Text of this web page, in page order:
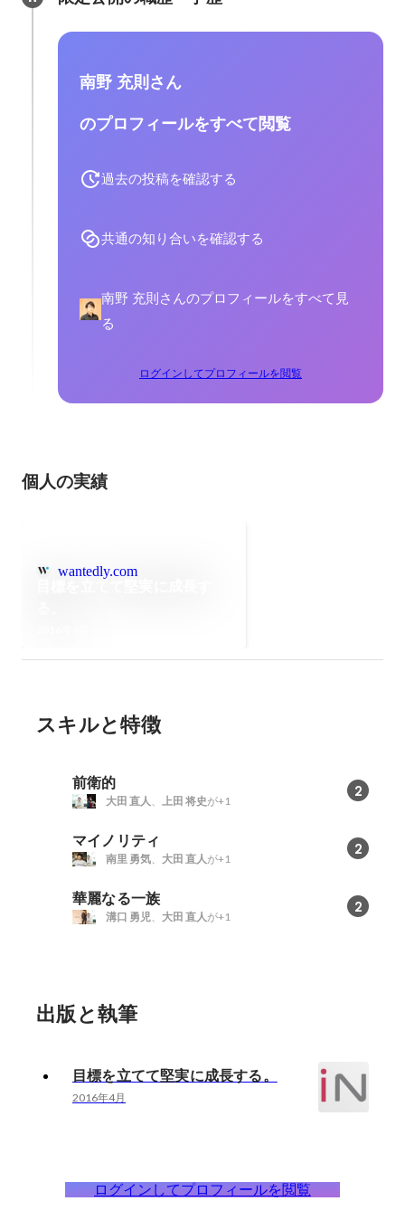
南野 充則さん
のプロフィールをすべて閲覧
過去の投稿を確認する
共通の知り合いを確認する
南野 充則さんのプロフィールをすべて見
る
ログインしてプロフィールを閲覧
個人の実績
wantedly.com
スキルと特徴
前衛的 2
大田 直人、 上田 将史が+1
マイノリティ 2
南里 勇気、 大田 直人が+1
華麗なる一族 2
溝口 勇児、 大田 直人が+1
出版と執筆
目標を立てて堅実に成長する。
2016年4月
ログインしてプロフィールを閲覧